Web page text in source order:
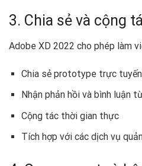
3. Chia sẻ và cộng
Adobe XD 2022 cho phép làm
Chia sẻ prototype trực tuyến
Nhận phản hồi và bình luận
Cộng tác thời gian thực
Tích hợp với các dịch vụ